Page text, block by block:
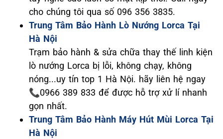
cho chúng tôi qua số 096 356 3835.
Trung Tâm Bảo Hành Lò Nướng Lorca Tại
Hà Nội
Trạm bảo hành & sửa chữa thay thế linh kiện
lò nướng Lorca bị lỗi, không chạy, không
nóng...uy tín top 1 Hà Nội. hãy liên hệ ngay
📞0966 389 833 để được hỗ trợ xử lí nhanh
gọn nhất.
Trung Tâm Bảo Hành Máy Hút Mùi Lorca Tại
Hà Nội